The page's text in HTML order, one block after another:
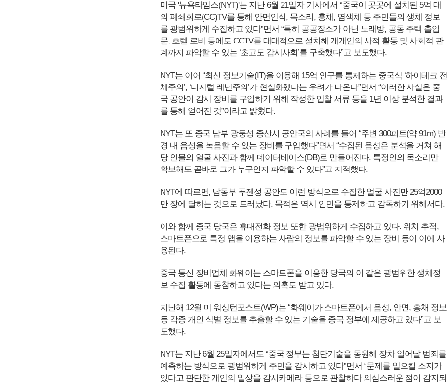
미국 '뉴욕타임스(NYT)'는 지난 6월 21일자 기사에서 “중국이 곳곳에 설치된 5억 대
의 폐쇄회로(CC)TV를 통해 안면인식, 목소리, 홍채, 염색체 등 주민들의 생체 정보
를 광범위하게 수집하고 있다”면서 “특히 공공장소가 아닌 노래방, 공동 주택 출입
문, 호텔 로비 등에도 CCTV를 대대적으로 설치해 개개인의 사적 활동 및 사회적 관
계까지 파악할 수 있는 ‘초고도 감시사회’를 구축했다”고 보도했다.
NYT는 이어 “최신 정보기술(IT)을 이용해 15억 인구를 통제하는 중국식 ‘하이테크 전
체주의’, ‘디지털 레닌주의’가 현실화했다는 우려가 나온다”면서 “이러한 사실은 중
국 공안이 감시 장비를 구입하기 위해 작성한 입찰 서류 등을 1년 이상 분석한 결과
를 통해 얻어진 것”이라고 밝혔다.
NYT는 또 중국 남부 광둥성 중산시 공안국의 사례를 들어 “주변 300피트(약 91m) 반
경 내 음성을 녹음할 수 있는 장비를 구입했다”면서 “수집된 음성은 분석을 거쳐 해
당 인물의 얼굴 사진과 함께 데이터베이스(DB)로 만들어진다. 특정인의 목소리만
확보해도 곧바로 그가 누구인지 파악할 수 있다”고 지적했다.
NYT에 따르면, 남동부 푸젠성 공안도 이런 방식으로 수집한 얼굴 사진만 25억2000
만 장에 달하는 것으로 드러났다. 목적은 역시 인민을 통제하고 감독하기 위해서다.
이와 함께 중국 당국은 휴대전화 정보 또한 광범위하게 수집하고 있다. 위치 추적,
스마트폰으로 특정 앱을 이용하는 사람의 정보를 파악할 수 있는 장비 등이 이에 사
용된다.
중국 통신 장비업체 화웨이는 스마트폰을 이용한 당국의 이 같은 광범위한 생체정
보 수집 활동에 동참하고 있다는 의혹도 받고 있다.
지난해 12월 미 워싱턴포스트(WP)는 “화웨이가 스마트폰에서 음성, 안면, 홍채 정보
등 각종 개인 식별 정보를 추출할 수 있는 기술을 중국 정부에 제공하고 있다”고 보
도했다.
NYT는 지난 6월 25일자에서도 “중국 정부는 첨단기술을 동원해 장차 일어날 범죄를
예측하는 방식으로 광범위하게 주민을 감시하고 있다”면서 “문제를 일으킬 소지가
있다고 판단한 개인의 일상을 감시카메라 등으로 관찰하다 의심스러운 점이 감지되